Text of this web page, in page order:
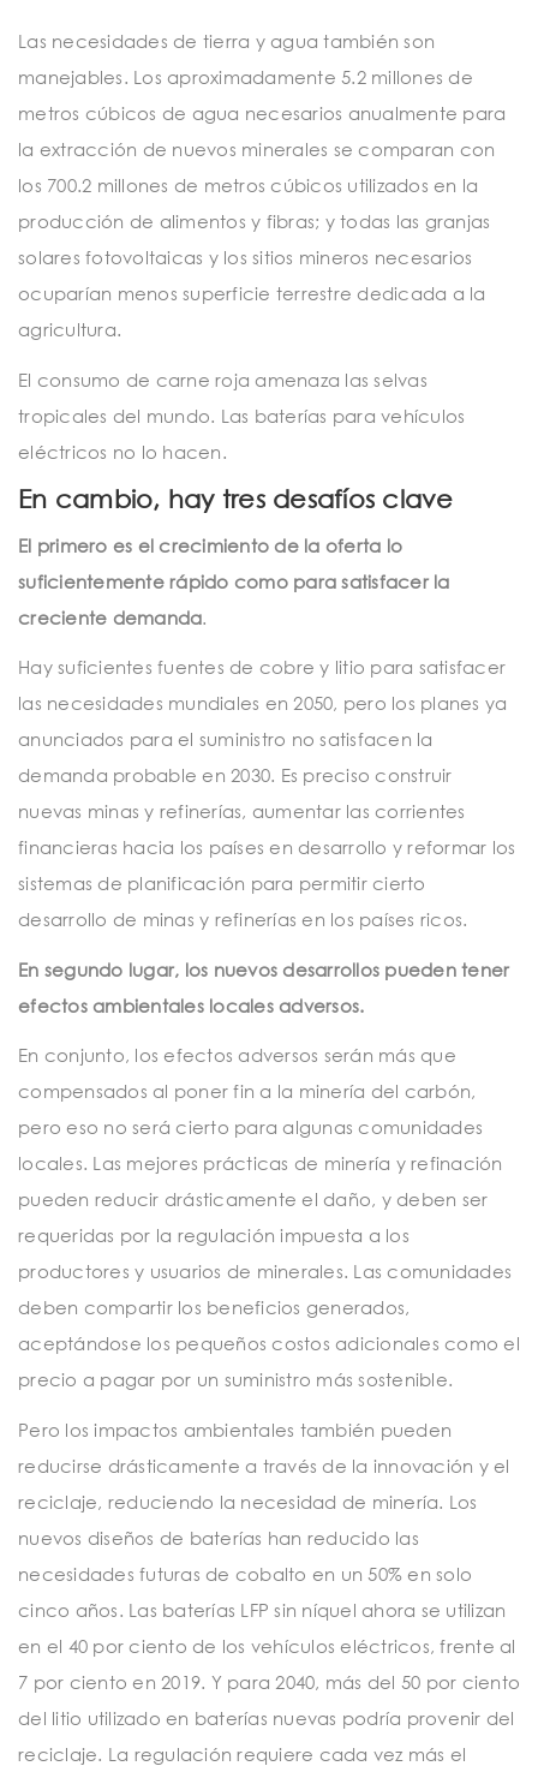
Las necesidades de tierra y agua también son
manejables. Los aproximadamente 5.2 millones de
metros cúbicos de agua necesarios anualmente para
la extracción de nuevos minerales se comparan con
los 700.2 millones de metros cúbicos utilizados en la
producción de alimentos y fibras; y todas las granjas
solares fotovoltaicas y los sitios mineros necesarios
ocuparían menos superficie terrestre dedicada a la
agricultura.
El consumo de carne roja amenaza las selvas
tropicales del mundo. Las baterías para vehículos
eléctricos no lo hacen.
En cambio, hay tres desafíos clave
El primero es el crecimiento de la oferta lo
suficientemente rápido como para satisfacer la
creciente demanda.
Hay suficientes fuentes de cobre y litio para satisfacer
las necesidades mundiales en 2050, pero los planes ya
anunciados para el suministro no satisfacen la
demanda probable en 2030. Es preciso construir
nuevas minas y refinerías, aumentar las corrientes
financieras hacia los países en desarrollo y reformar los
sistemas de planificación para permitir cierto
desarrollo de minas y refinerías en los países ricos.
En segundo lugar, los nuevos desarrollos pueden tener
efectos ambientales locales adversos.
En conjunto, los efectos adversos serán más que
compensados al poner fin a la minería del carbón,
pero eso no será cierto para algunas comunidades
locales. Las mejores prácticas de minería y refinación
pueden reducir drásticamente el daño, y deben ser
requeridas por la regulación impuesta a los
productores y usuarios de minerales. Las comunidades
deben compartir los beneficios generados,
aceptándose los pequeños costos adicionales como el
precio a pagar por un suministro más sostenible.
Pero los impactos ambientales también pueden
reducirse drásticamente a través de la innovación y el
reciclaje, reduciendo la necesidad de minería. Los
nuevos diseños de baterías han reducido las
necesidades futuras de cobalto en un 50% en solo
cinco años. Las baterías LFP sin níquel ahora se utilizan
en el 40 por ciento de los vehículos eléctricos, frente al
7 por ciento en 2019. Y para 2040, más del 50 por ciento
del litio utilizado en baterías nuevas podría provenir del
reciclaje. La regulación requiere cada vez más el